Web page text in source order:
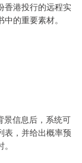
香港投行的远程实
的重要素材。
景信息后，系统可
表，并给出概率预